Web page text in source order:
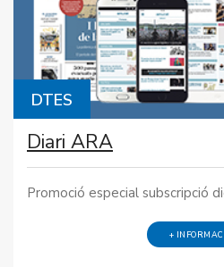
DTES
Diari ARA
Promoció especial subscripció
+